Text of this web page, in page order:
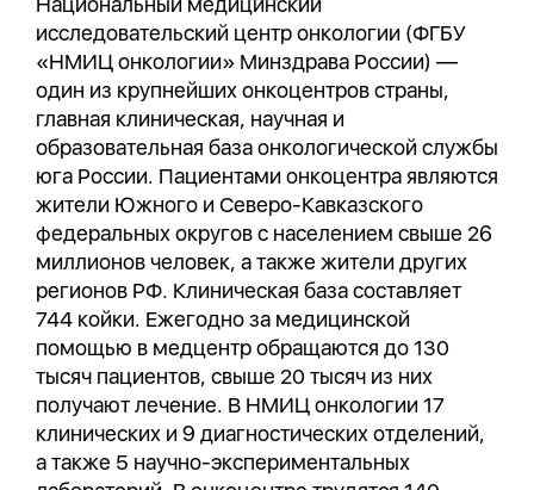
исследовательский центр онкологии (ФГБУ
«НМИЦ онкологии» Минздрава России) —
один из крупнейших онкоцентров страны,
главная клиническая, научная и
образовательная база онкологической службы
юга России. Пациентами онкоцентра являются
жители Южного и Северо-Кавказского
федеральных округов с населением свыше 26
миллионов человек, а также жители других
регионов РФ. Клиническая база составляет
744 койки. Ежегодно за медицинской
помощью в медцентр обращаются до 130
тысяч пациентов, свыше 20 тысяч из них
получают лечение. В НМИЦ онкологии 17
клинических и 9 диагностических отделений,
а также 5 научно-экспериментальных